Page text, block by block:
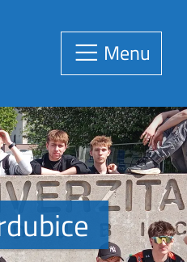
Menu